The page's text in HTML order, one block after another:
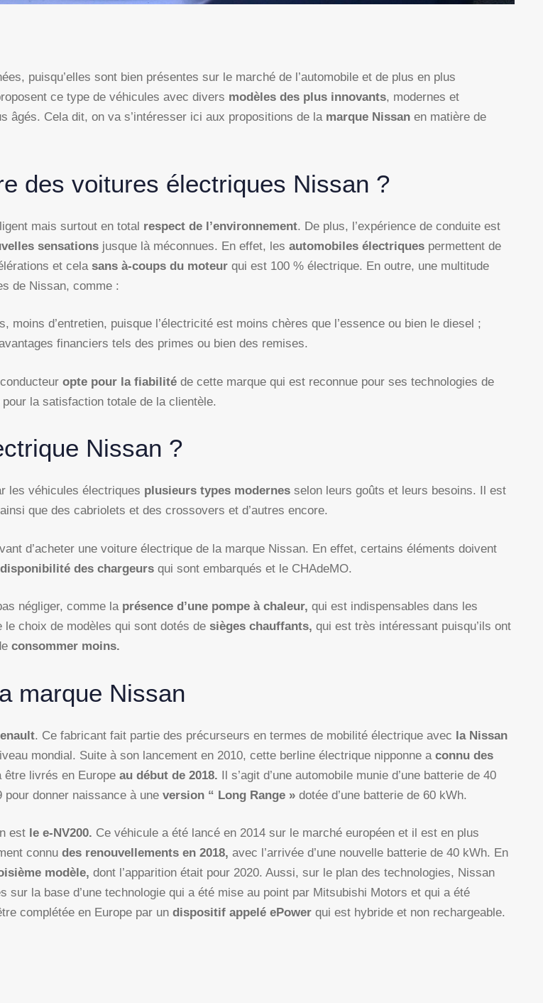
puisqu’elles sont bien présentes sur le marché de l’automobile et de plus en plus
ce type de véhicules avec divers modèles des plus innovants, modernes et
âgés. Cela dit, on va s’intéresser ici aux propositions de lamarque Nissan en matière de
des voitures électriques Nissan ?
mais surtout en total respect de l’environnement. De plus, l’expérience de conduite est
sensations jusque là méconnues. En effet, les automobiles électriques permettent de
et cela sans à-coups du moteur qui est 100 % électrique. En outre, une multitude
de Nissan, comme :
d’entretien, puisque l’électricité est moins chères que l’essence ou bien le diesel ;
financiers tels des primes ou bien des remises.
opte pour la fiabilité de cette marque qui est reconnue pour ses technologies de
pour la satisfaction totale de la clientèle.
Nissan ?
les véhicules électriques plusieurs types modernes selon leurs goûts et leurs besoins. Il est
que des cabriolets et des crossovers et d’autres encore.
d’acheter une voiture électrique de la marque Nissan. En effet, certains éléments doivent
des chargeurs qui sont embarqués et le CHAdeMO.
négliger, comme laprésence d’une pompe à chaleur, qui est indispensables dans les
le choix de modèles qui sont dotés de sièges chauffants, qui est très intéressant puisqu’ils ont
consommer moins.
marque Nissan
. Ce fabricant fait partie des précurseurs en termes de mobilité électrique avec la Nissan
mondial. Suite à son lancement en 2010, cette berline électrique nipponne a connu des
être livrés en Europe au début de 2018. Il s’agit d’une automobile munie d’une batterie de 40
pour donner naissance à une version “ Long Range » dotée d’une batterie de 60 kWh.
est le e-NV200. Ce véhicule a été lancé en 2014 sur le marché européen et il est en plus
connu des renouvellements en 2018, avec l’arrivée d’une nouvelle batterie de 40 kWh. En
modèle, dont l’apparition était pour 2020. Aussi, sur le plan des technologies, Nissan
sur la base d’une technologie qui a été mise au point par Mitsubishi Motors et qui a été
complétée en Europe par un dispositif appelé ePower qui est hybride et non rechargeable.